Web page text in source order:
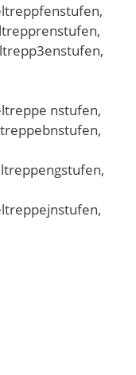
nstufen,